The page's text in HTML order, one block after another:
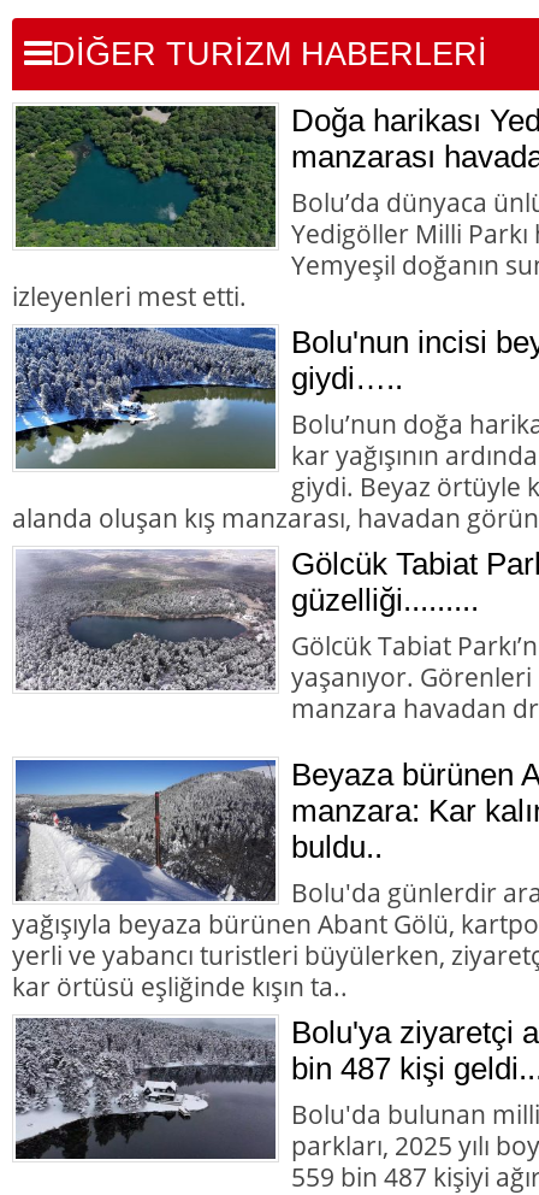
DİĞER TURİZM HABERLERİ
Doğa harikası
manzarası
Bolu’da dünyaca
Yedigöller Milli
Yemyeşil doğanın
izleyenleri mest etti.
Bolu'nun incisi
giydi…..
Bolu’nun doğa
kar yağışının
giydi. Beyaz örtüyle
alanda oluşan kış manzarası, havadan
Gölcük Tabiat
güzelliği.........
Gölcük Tabiat
yaşanıyor.
manzara havadan
Beyaza bürünen
manzara: Kar
buldu..
Bolu'da günlerdir
yağışıyla beyaza bürünen Abant Gölü,
yerli ve yabancı turistleri büyülerken,
kar örtüsü eşliğinde kışın ta..
Bolu'ya ziyaretçi
bin 487 kişi
Bolu'da bulunan
parkları, 2025 yılı
559 bin 487 kişiyi